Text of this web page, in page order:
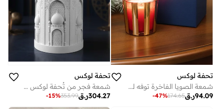
تحفة لوكس
شمعة الصويا الفاخرة توفه لوكس توهج قرمزي في علبة هدية - شمعة عيد الميلاد الحمراء النقية من شمع الصويا مل ديكور عطلة معطر مصبوب يدويًا وهدية فاخرة جاهزة للإهداء
ر.ق94.09
174.65
-47%
تحفة لوكس
شمعة فجر من تُحفة لوكس — شمعة الفجر | وعاء خرساني وخزفي مصنوع يدويًا مع شمع صويا معطّر
ر.ق304.27
353.99
-15%